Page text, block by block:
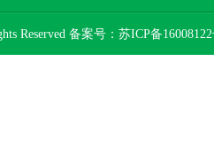
Reserved 备案号： 苏ICP备